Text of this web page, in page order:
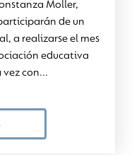
Moller,
de un
a realizarse el mes
educativa
con...